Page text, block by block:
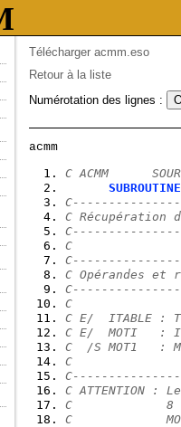
Télécharger acmm.eso
Retour à la liste
Numérotation des lignes :
C ACMM
SUBROUTINE
C Récupération
C
C Opérandes
C
C E/  ITABLE :
C E/  MOTI   :
C  /S MOT1   :
C
C ATTENTION
C             8
C